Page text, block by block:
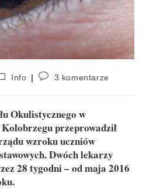
Info 3 komentarze
Okulistycznego w
przeprowadził
wzroku uczniów
Dwóch lekarzy
28 tygodni – od maja 2016